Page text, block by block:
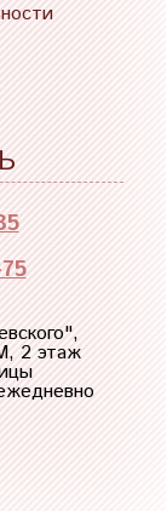
",
2 этаж